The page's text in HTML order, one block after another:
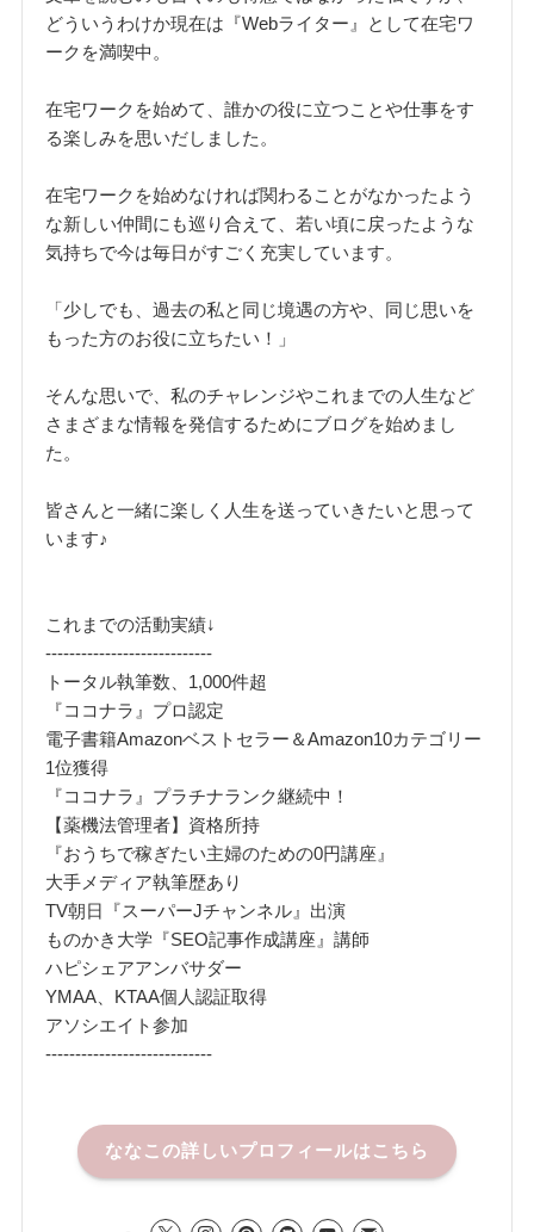
どういうわけか現在は『Webライター』として在宅ワ
ークを満喫中。
在宅ワークを始めて、誰かの役に立つことや仕事をす
る楽しみを思いだしました。
在宅ワークを始めなければ関わることがなかったよう
な新しい仲間にも巡り合えて、若い頃に戻ったような
気持ちで今は毎日がすごく充実しています。
「少しでも、過去の私と同じ境遇の方や、同じ思いを
もった方のお役に立ちたい！」
そんな思いで、私のチャレンジやこれまでの人生など
さまざまな情報を発信するためにブログを始めまし
た。
皆さんと一緒に楽しく人生を送っていきたいと思って
います♪
これまでの活動実績↓
----------------------------
トータル執筆数、1,000件超
『ココナラ』プロ認定
電子書籍Amazonベストセラー＆Amazon10カテゴリー
1位獲得
『ココナラ』プラチナランク継続中！
【薬機法管理者】資格所持
『おうちで稼ぎたい主婦のための0円講座』
大手メディア執筆歴あり
TV朝日『スーパーJチャンネル』出演
ものかき大学『SEO記事作成講座』講師
ハピシェアアンバサダー
YMAA、KTAA個人認証取得
アソシエイト参加
----------------------------
ななこの詳しいプロフィールはこちら